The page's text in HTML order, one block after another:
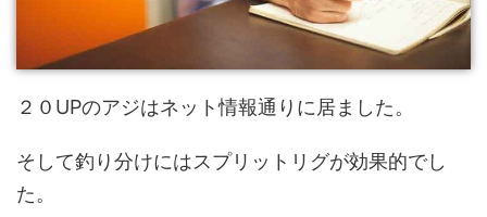
２０UPのアジはネット情報通りに居ました。
そして釣り分けにはスプリットリグが効果的でし
た。